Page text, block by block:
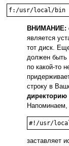
f:/usr/local/bin
ВНИМАНИЕ:
является
тот диск.
должен быть
по какой-то
строку в
директорию
Напоминаем,
#!/usr/
заставляет